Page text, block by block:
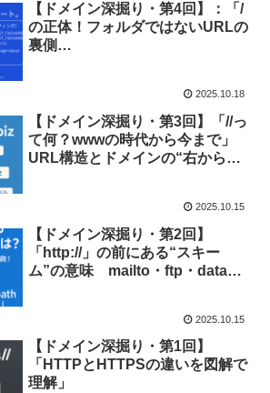
【ドメイン深掘り・第4回】：「/
の正体！フォルダではないURLの
裏側
2025.10.18
【ドメイン深掘り・第3回】「//っ
て何？wwwの時代から今まで」
URL構造とドメインの“右から
2025.10.15
【ドメイン深掘り・第2回】
「http://」の前にある“スキー
ム”の意味 mailto・ftp・dataか
2025.10.15
【ドメイン深掘り・第1回】
「HTTPとHTTPSの違いを図解で
理解」